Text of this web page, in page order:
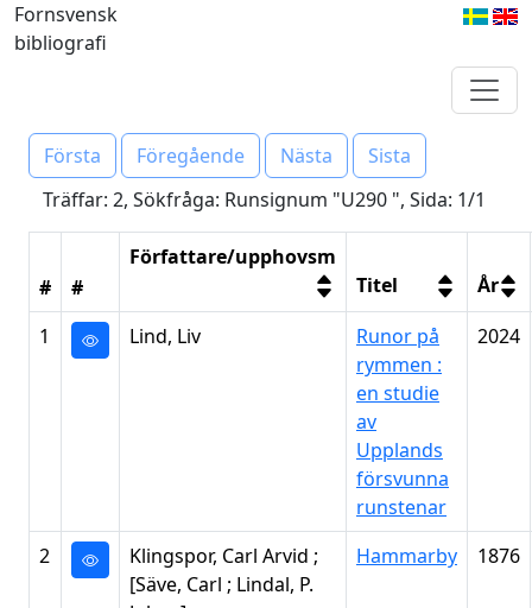
Fornsvensk
bibliografi
Första Föregående Nästa
Sista
Träffar: 2, Sökfråga: Runsignum "U290 ", Sida: 1/1
# #
Författare/upphovsm
Titel
År
1
Lind, Liv
Runor på
rymmen :
en studie
av
Upplands
försvunna
runstenar
2024
2
Klingspor, Carl Arvid ;
[Säve, Carl ; Lindal, P.
Hammarby 1876